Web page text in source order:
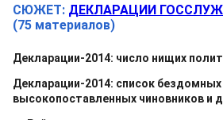
СЮЖЕТ: ДЕКЛАРАЦИИ
(75 материалов)
Декларации-2014: число нищих
Декларации-2014: список бездомных
высокопоставленных чиновников и